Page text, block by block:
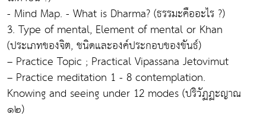
- Mind Map. - What is Dharma? (ธรรมะคืออะไร ?)
3. Type of mental, Element of mental or Khan
(ประเภทของจิต, ชนิดและองค์ประกอบของขันธ์)
– Practice Topic ; Practical Vipassana Jetovimut
– Practice meditation 1 - 8 contemplation.
Knowing and seeing under 12 modes (ปริวัฏฏะญาณ
๑๒)